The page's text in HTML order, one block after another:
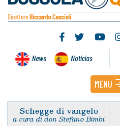
News Noticias
MENU
Schegge di vangelo
a cura di don Stefano Bimbi